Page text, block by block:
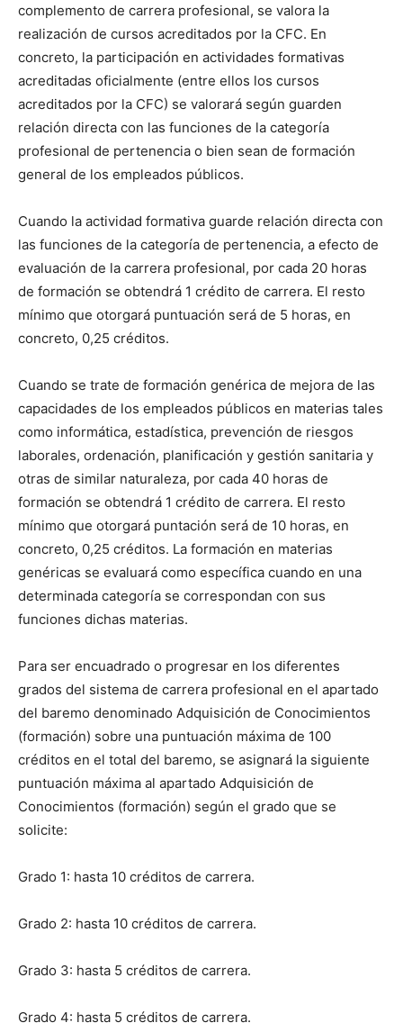
complemento de carrera profesional, se valora la
realización de cursos acreditados por la CFC. En
concreto, la participación en actividades formativas
acreditadas oficialmente (entre ellos los cursos
acreditados por la CFC) se valorará según guarden
relación directa con las funciones de la categoría
profesional de pertenencia o bien sean de formación
general de los empleados públicos.
Cuando la actividad formativa guarde relación directa con
las funciones de la categoría de pertenencia, a efecto de
evaluación de la carrera profesional, por cada 20 horas
de formación se obtendrá 1 crédito de carrera. El resto
mínimo que otorgará puntuación será de 5 horas, en
concreto, 0,25 créditos.
Cuando se trate de formación genérica de mejora de las
capacidades de los empleados públicos en materias tales
como informática, estadística, prevención de riesgos
laborales, ordenación, planificación y gestión sanitaria y
otras de similar naturaleza, por cada 40 horas de
formación se obtendrá 1 crédito de carrera. El resto
mínimo que otorgará puntación será de 10 horas, en
concreto, 0,25 créditos. La formación en materias
genéricas se evaluará como específica cuando en una
determinada categoría se correspondan con sus
funciones dichas materias.
Para ser encuadrado o progresar en los diferentes
grados del sistema de carrera profesional en el apartado
del baremo denominado Adquisición de Conocimientos
(formación) sobre una puntuación máxima de 100
créditos en el total del baremo, se asignará la siguiente
puntuación máxima al apartado Adquisición de
Conocimientos (formación) según el grado que se
solicite:
Grado 1: hasta 10 créditos de carrera.
Grado 2: hasta 10 créditos de carrera.
Grado 3: hasta 5 créditos de carrera.
Grado 4: hasta 5 créditos de carrera.